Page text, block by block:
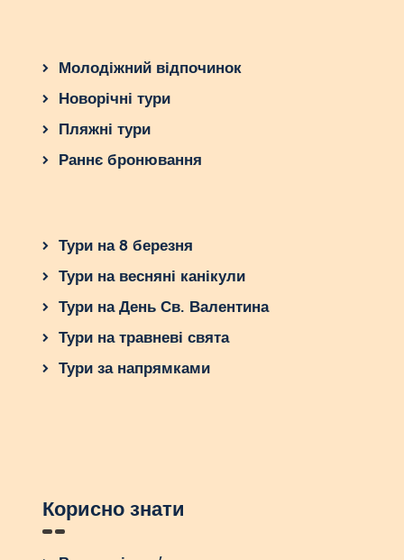
Молодіжний відпочинок
Новорічні тури
Пляжні тури
Раннє бронювання
Тури на 8 березня
Тури на весняні канікули
Тури на День Св. Валентина
Тури на травневі свята
Тури за напрямками
Корисно знати